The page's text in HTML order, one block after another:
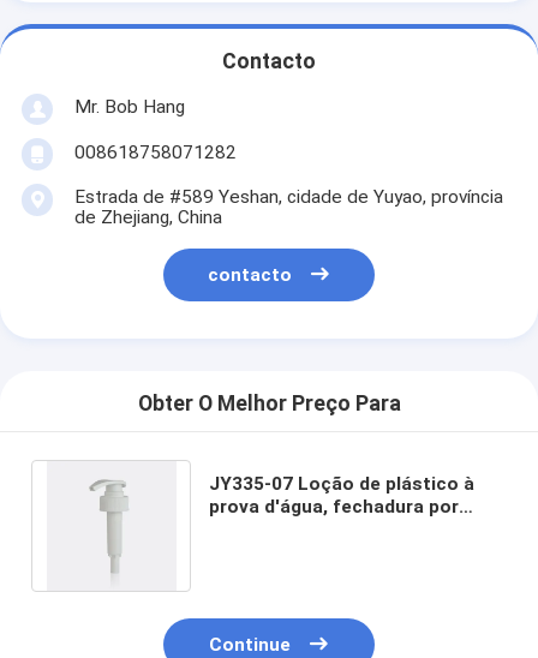
Contacto
Mr. Bob Hang
008618758071282
Estrada de #589 Yeshan, cidade de Yuyao, província
de Zhejiang, China
contacto
Obter O Melhor Preço Para
JY335-07 Loção de plástico à
prova d'água, fechadura por
Continue